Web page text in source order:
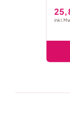
inkl.